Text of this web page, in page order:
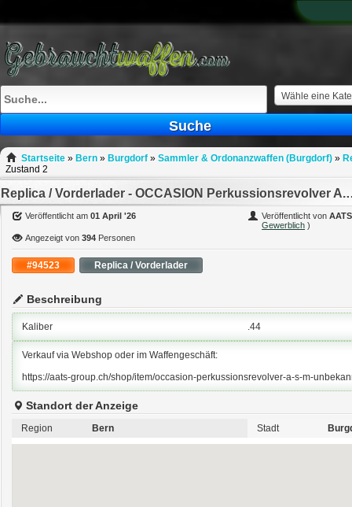
sell
What
to
buy
Stuff
Fill
Wähle eine
Suche
Startseite» Bern» Burgdorf» Sammler & Ordonanzwaffen (Burgdorf)»
Zustand 2
Replica / Vorderlader -
Veröffentlicht am01 April '26 Veröffentlicht von
Gewerblich )
Angezeigt von394 Personen
#94523 Replica / Vorderlader
Beschreibung
Kaliber .44
Verkauf via Webshop oder im Waffengeschäft:
https://aats-group.ch/shop/item/occasion-perkussionsrevolver-a-s-m-
Standort der Anzeige
Region Bern Stadt